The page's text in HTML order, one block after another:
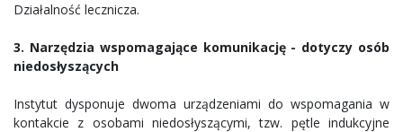
Działalność lecznicza.
3. Narzędzia wspomagające komunikację - dotyczy osób
niedosłyszących
Instytut dysponuje dwoma urządzeniami do wspomagania w
kontakcie z osobami niedosłyszącymi, tzw. pętle indukcyjne